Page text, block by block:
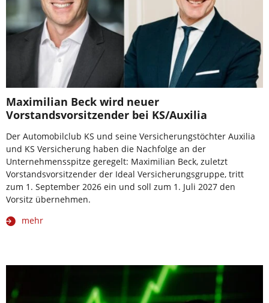
Maximilian Beck wird neuer
Vorstandsvorsitzender bei KS/Auxilia
Der Automobilclub KS und seine Versicherungstöchter Auxilia
und KS Versicherung haben die Nachfolge an der
Unternehmensspitze geregelt: Maximilian Beck, zuletzt
Vorstandsvorsitzender der Ideal Versicherungsgruppe, tritt
zum 1. September 2026 ein und soll zum 1. Juli 2027 den
Vorsitz übernehmen.
mehr